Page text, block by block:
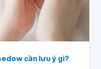
cần lưu ý gì?